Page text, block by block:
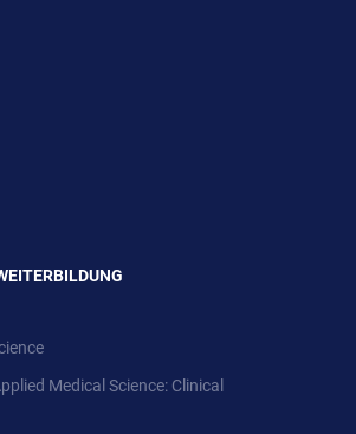
Medical Science: Clinical